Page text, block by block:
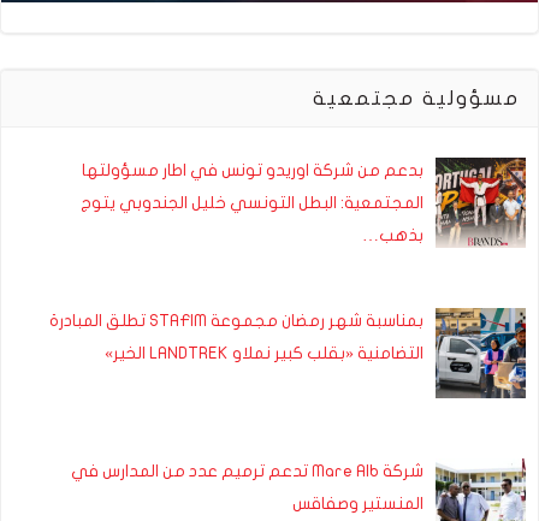
مسؤولية مجتمعية
بدعم من شركة اوريدو تونس في اطار مسؤولتها
المجتمعية: البطل التونسي خليل الجندوبي يتوج
بذهب…
بمناسبة شهر رمضان مجموعة STAFIM تطلق المبادرة
التضامنية «بقلب كبير نملاو LANDTREK الخير»
شركة Mare Alb تدعم ترميم عدد من المدارس في
المنستير وصفاقس